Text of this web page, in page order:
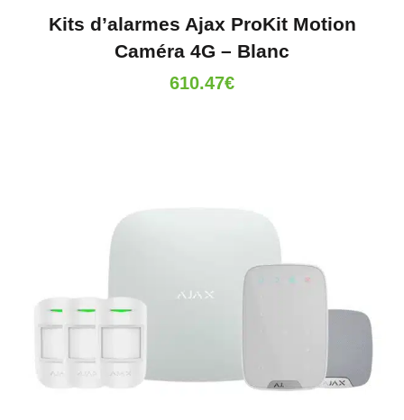
Kits d’alarmes Ajax ProKit Motion
Caméra 4G – Blanc
610.47€